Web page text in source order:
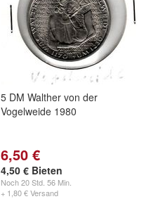
5 DM Walther von der
Vogelweide 1980
6,50 €
4,50 € Bieten
Noch20 Std. 56 Min.
+ 1,80 € Versand